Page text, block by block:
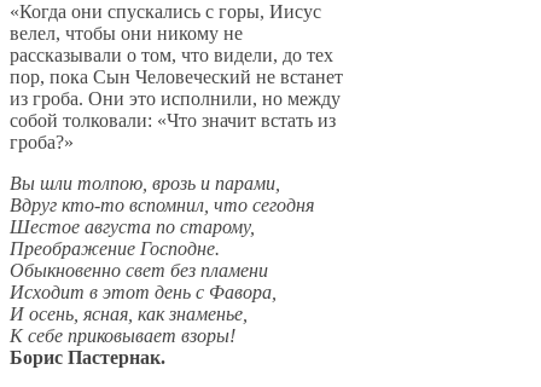
«Когда они спускались с горы, Иисус
велел, чтобы они никому не
рассказывали о том, что видели, до тех
пор, пока Сын Человеческий не встанет
из гроба. Они это исполнили, но между
собой толковали: «Что значит встать из
гроба?»
Вы шли толпою, врозь и парами,
Вдруг кто-то вспомнил, что сегодня
Шестое августа по старому,
Преображение Господне.
Обыкновенно свет без пламени
Исходит в этот день с Фавора,
И осень, ясная, как знаменье,
К себе приковывает взоры!
Борис Пастернак.